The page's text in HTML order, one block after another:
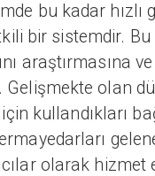
bu kadar
bir sistemdir.
araştırmasına
olan
kullandıkları
olarak